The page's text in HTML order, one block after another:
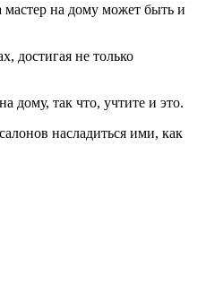
на дому может быть и
достигая не только
дому, так что, учтите и это.
насладиться ими, как